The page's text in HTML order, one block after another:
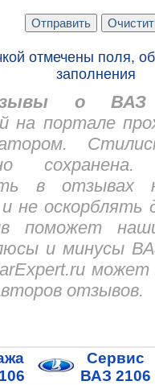
отмечены поля,
заполнения
о ВАЗ
на портале
в отзывах
не оскорблять
поможет
и минусы
отзывов.
Сервис
ВАЗ 2106